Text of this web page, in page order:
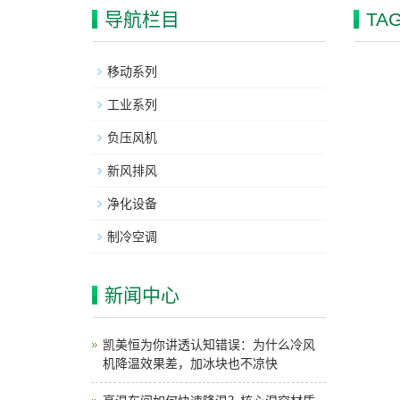
导航栏目
移动系列
工业系列
负压风机
新风排风
净化设备
制冷空调
新闻中心
凯美恒为你讲透认知错误：为什么冷风
机降温效果差，加冰块也不凉快